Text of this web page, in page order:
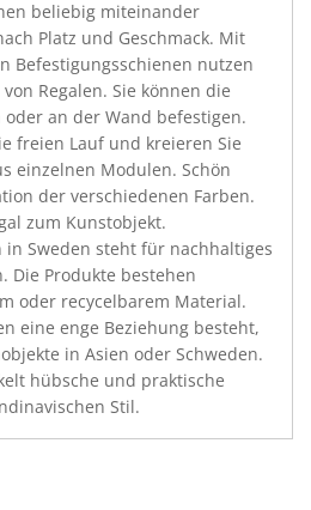
beliebig miteinander
Platz und Geschmack. Mit
Befestigungsschienen nutzen
Regalen. Sie können die
an der Wand befestigen.
freien Lauf und kreieren Sie
einzelnen Modulen. Schön
der verschiedenen Farben.
zum Kunstobjekt.
in Sweden steht für nachhaltiges
Die Produkte bestehen
oder recycelbarem Material.
eine enge Beziehung besteht,
in Asien oder Schweden.
hübsche und praktische
Stil.